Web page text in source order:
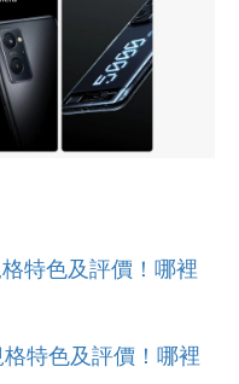
格特色及評價！哪裡
格特色及評價！哪裡